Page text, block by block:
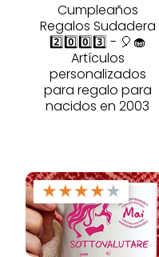
Cumpleaños
Regalos Sudadera
2️⃣0️⃣0️⃣3️⃣ - 🎈🧁
Artículos
personalizados
para regalo para
nacidos en 2003
★★★★★